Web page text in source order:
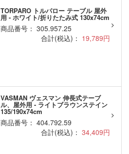
TORPARO トルパロー テーブル 屋外
用 - ホワイト/折りたたみ式 130x74cm
商品番号： 305.957.25
合計(税込)： 19,789円
VASMAN ヴェスマン 伸長式テーブ
ル、屋外用 - ライトブラウンステイン
135/190x74cm
商品番号： 404.792.59
合計(税込)： 34,409円